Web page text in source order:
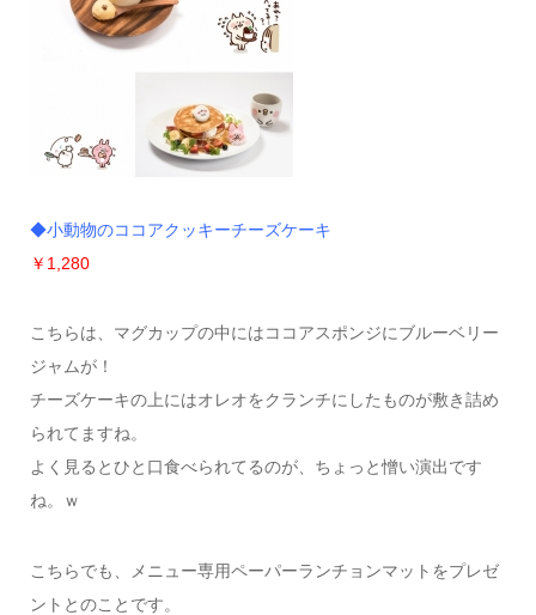
◆小動物のココアクッキーチーズケーキ
￥1,280
こちらは、マグカップの中にはココアスポンジにブルーベリー
ジャムが！
チーズケーキの上にはオレオをクランチにしたものが敷き詰め
られてますね。
よく見るとひと口食べられてるのが、ちょっと憎い演出です
ね。ｗ
こちらでも、メニュー専用ペーパーランチョンマットをプレゼ
ントとのことです。